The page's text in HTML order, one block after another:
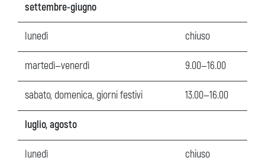
settembre-giugno
lunedì chiuso
martedì—venerdì 9.00—16.00
sabato, domenica, giorni festivi 13.00—16.00
luglio, agosto
lunedì chiuso